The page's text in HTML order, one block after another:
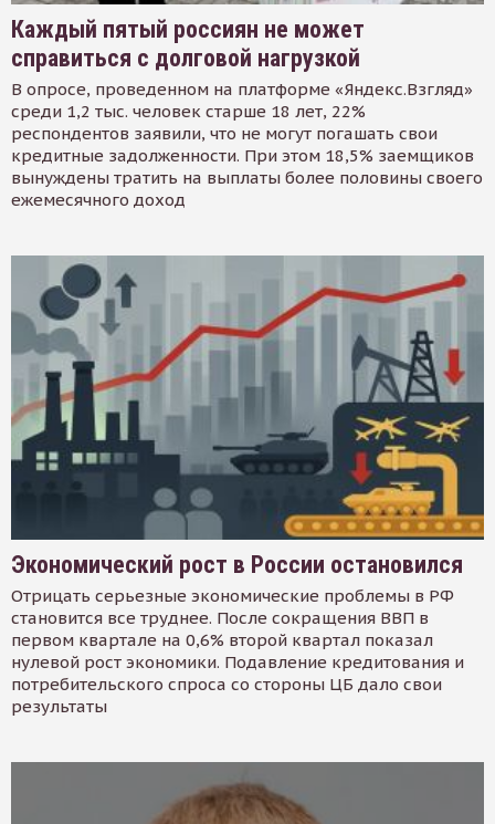
Каждый пятый россиян не может
справиться с долговой нагрузкой
В опросе, проведенном на платформе «Яндекс.Взгляд»
среди 1,2 тыс. человек старше 18 лет, 22%
респондентов заявили, что не могут погашать свои
кредитные задолженности. При этом 18,5% заемщиков
вынуждены тратить на выплаты более половины своего
ежемесячного доход
Экономический рост в России остановился
Отрицать серьезные экономические проблемы в РФ
становится все труднее. После сокращения ВВП в
первом квартале на 0,6% второй квартал показал
нулевой рост экономики. Подавление кредитования и
потребительского спроса со стороны ЦБ дало свои
результаты